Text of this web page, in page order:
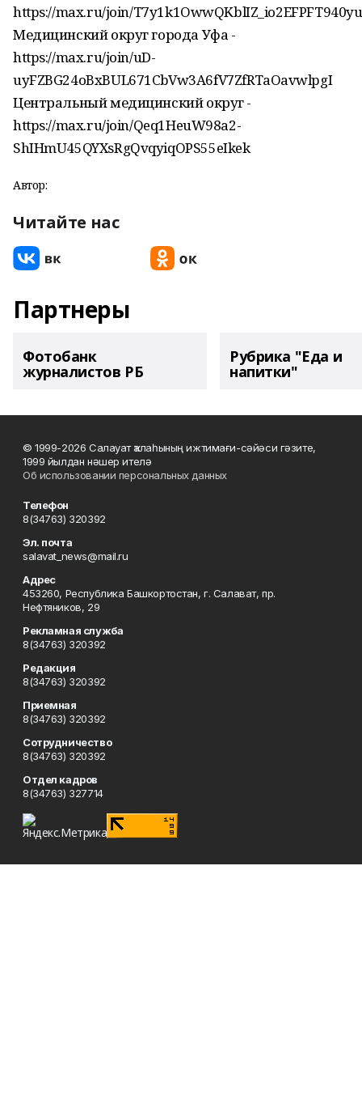
https://max.ru/join/
Медицинский округ города Уфа -
https://max.ru/join/uD-
uyFZBG24oBxBUL671CbVw3A6fV7ZfRTaOavwlpgI
Центральный медицинский округ -
https://max.ru/join/Qeq1HeuW98a2-
ShIHmU45QYXsRgQvqyiqOPS55eIkek
Автор:
Читайте нас
Партнеры
Фотобанк
журналистов РБ
Рубрика "Еда и
напитки"
© 1999-2026 Салауат ҡалаһының ижтимағи-сәйәси гәзите,
1999 йылдан нәшер ителә
Об использовании персональных данных
Телефон
8(34763) 320392
Эл. почта
salavat_news@mail.ru
Адрес
453260, Республика Башкортостан, г. Салават, пр.
Нефтяников, 29
Рекламная служба
8(34763) 320392
Редакция
8(34763) 320392
Приемная
8(34763) 320392
Сотрудничество
8(34763) 320392
Отдел кадров
8(34763) 327714